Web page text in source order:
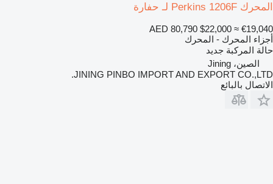
المحرك Perkins 1206F لـ حفارة
AED 80,790 $22,000 ≈ €19,040
أجزاء المحرك - المحرك
حالة المركبة جديد
الصين، Jining
JINING PINBO IMPORT AND EXPORT CO.,LTD.
الاتصال بالبائع